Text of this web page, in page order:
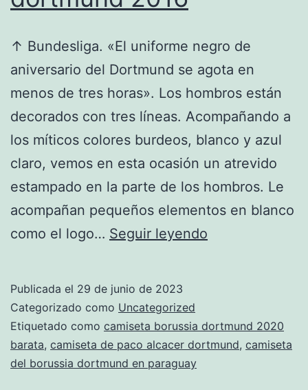
↑ Bundesliga. «El uniforme negro de
aniversario del Dortmund se agota en
menos de tres horas». Los hombros están
decorados con tres líneas. Acompañando a
los míticos colores burdeos, blanco y azul
claro, vemos en esta ocasión un atrevido
estampado en la parte de los hombros. Le
acompañan pequeños elementos en blanco
como el logo… Seguir leyendo
borussia
dortmund
Publicada el 29 de junio de 2023
Categorizado como Uncategorized
Etiquetado como camiseta borussia dortmund 2020
barata, camiseta de paco alcacer dortmund, camiseta
del borussia dortmund en paraguay